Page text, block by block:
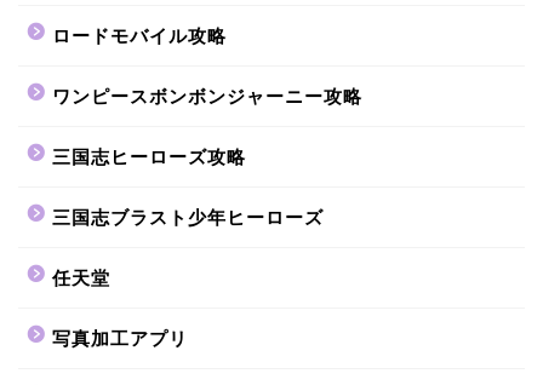
ロードモバイル攻略
ワンピースボンボンジャーニー攻略
三国志ヒーローズ攻略
三国志ブラスト少年ヒーローズ
任天堂
写真加工アプリ